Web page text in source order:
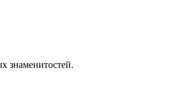
знаменитостей.